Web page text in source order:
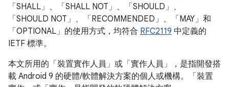
「SHALL」、「SHALL NOT」、「SHOULD」、
「SHOULD NOT」、「RECOMMENDED」、「MAY」和
「OPTIONAL」的使用方式，均符合 RFC2119 中定義的
IETF 標準。
本文所用的「裝置實作人員」或「實作人員」，是指開發搭
載 Android 9 的硬體/軟體解決方案的個人或機構。「裝置